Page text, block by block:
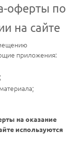
оферты по
на сайте
приложения:
на оказание
используются